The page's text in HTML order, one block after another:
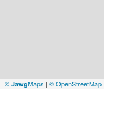
| © JawgMaps | © OpenStreetMap